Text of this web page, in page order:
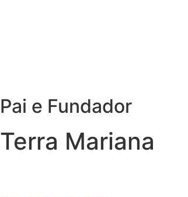
Pai e Fundador
Terra Mariana